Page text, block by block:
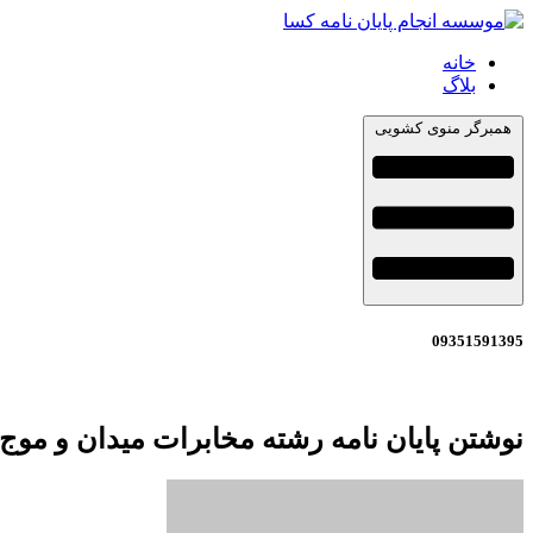
خانه
بلاگ
همبرگر منوی کشویی
09351591395
نوشتن پایان نامه رشته مخابرات میدان و